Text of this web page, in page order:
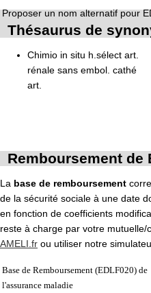
Proposer un nom alternatif pour
Thésaurus de
Chimio in situ h.sélect art.
rénale sans embol. cathé
art.
Remboursement de
La base de remboursement
de la sécurité sociale à une date
en fonction de coefficients
reste à charge par votre mutuelle/
AMELI.fr ou utiliser notre
Base de Remboursement (EDLF020) de
l'assurance maladie